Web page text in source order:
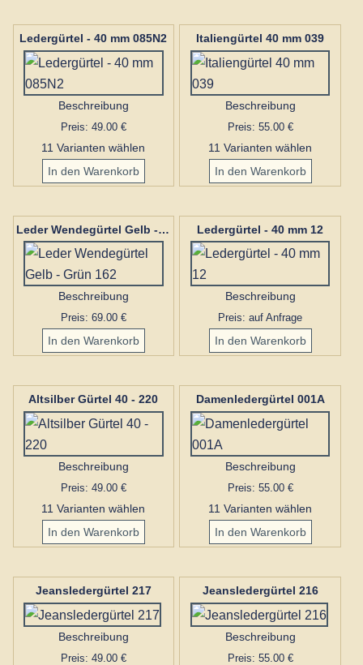
Ledergürtel - 40 mm 085N2
Beschreibung
Preis: 49.00 €
11 Varianten wählen
Italiengürtel 40 mm 039
Beschreibung
Preis: 55.00 €
11 Varianten wählen
Leder Wendegürtel Gelb - Grün 162
Beschreibung
Preis: 69.00 €
Ledergürtel - 40 mm 12
Beschreibung
Preis: auf Anfrage
Altsilber Gürtel 40 - 220
Beschreibung
Preis: 49.00 €
11 Varianten wählen
Damenledergürtel 001A
Beschreibung
Preis: 55.00 €
11 Varianten wählen
Jeansledergürtel 217
Beschreibung
Preis: 49.00 €
Jeansledergürtel 216
Beschreibung
Preis: 55.00 €